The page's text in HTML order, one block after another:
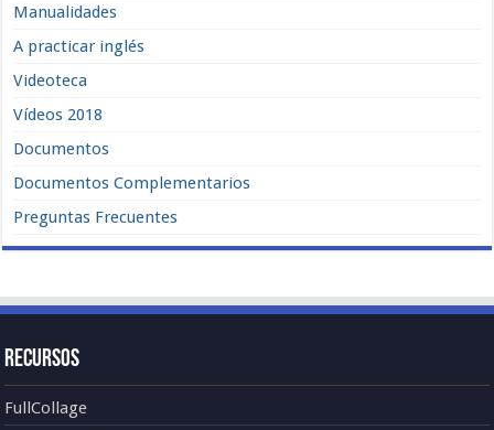
Manualidades
A practicar inglés
Videoteca
Vídeos 2018
Documentos
Documentos Complementarios
Preguntas Frecuentes
Recursos
FullCollage